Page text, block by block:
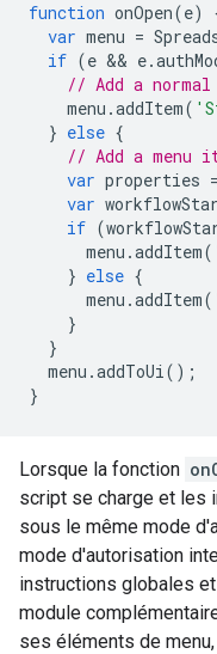
function onOpen(e)
var menu =
if (e && e.
// Add a
menu .addItem(
} else {
// Add a menu
var properties =
var
if (
menu .addItem(
} else {
menu .addItem(
}
}
menu .addToUi();
}
Lorsque la fonction
script se charge et les
sous le même mode
mode d'autorisation
instructions globales et
module
ses éléments de